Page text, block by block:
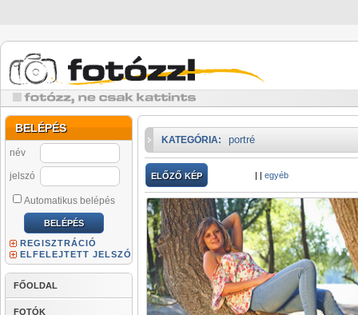
BELÉPÉS
név
jelszó
Automatikus belépés
REGISZTRÁCIÓ
ELFELEJTETT JELSZÓ
FŐOLDAL
FOTÓK
KATEGÓRIA: portré
ELŐZŐ KÉP | | egyéb